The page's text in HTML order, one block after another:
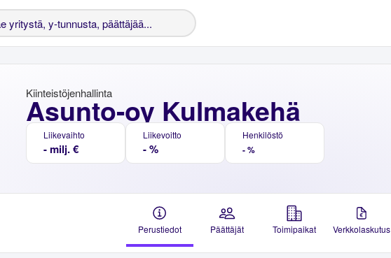
Asunto-oy Kulmakehä
Kiinteistöjenhallinta
Liikevaihto
- milj. €
Liikevoitto
- %
Henkilöstö
- %
Perustiedot Päättäjät Toimipaikat Verkkolaskutus